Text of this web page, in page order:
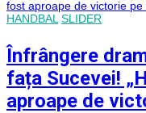
HANDBAL SLIDER
Înfrângere
fața Sucevei!
aproape de